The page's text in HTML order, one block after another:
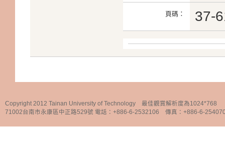
頁碼： 37-
Copyright 2012 Tainan University of Technology 最佳觀賞解析度為1024*768
71002台南市永康區中正路529號 電話：+886-6-2532106 傳真：+886-6-